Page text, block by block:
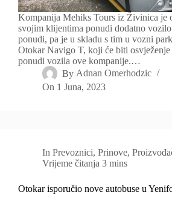
Kompanija Mehiks Tours iz Živinica je
svojim klijentima ponudi dodatno
ponudi, pa je u skladu s tim u vozni
Otokar Navigo T, koji će biti
ponudi vozila ove kompanije.…
By Adnan Omerhodzic
On 1 Juna, 2023
In Prevoznici,Prinove,
Vrijeme čitanja 3 mins
Otokar isporučio nove autobuse u